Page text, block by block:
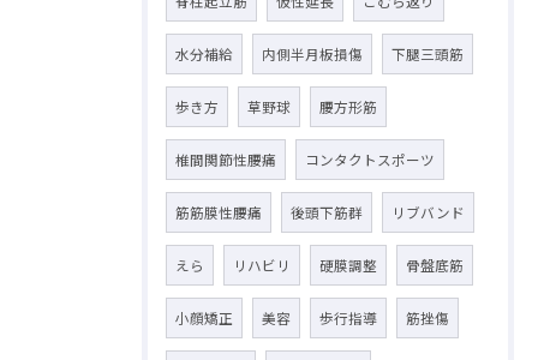
水分補給 内側半月板損傷 下腿三頭筋
歩き方 草野球 腰方形筋
椎間関節性腰痛 コンタクトスポーツ
筋筋膜性腰痛 後頭下筋群 リブバンド
えら リハビリ 硬膜調整 骨盤底筋
小顔矯正 美容 歩行指導 筋挫傷